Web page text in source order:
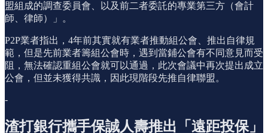
盟組成的調查委員會、以及前二者委託的專業第三方（會計
師、律師）」。
P2P業者指出，4年前其實就有業者推動組公會、推出自律規
範，但是先前業者籌組公會時，遇到當鋪公會有不同意見而受
阻，無法確認重組公會就可以通過，此次會議中再次提出成立
公會，但並未獲得共識，因此現階段先推自律聯盟。
-
渣打銀行攜手保誠人壽推出「遠距投保」